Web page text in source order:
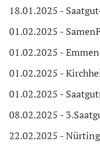
18.01.2025 -
01.02.2025 -
01.02.2025 -
01.02.2025 -
01.02.2025 -
08.02.2025 -
22.02.2025 -